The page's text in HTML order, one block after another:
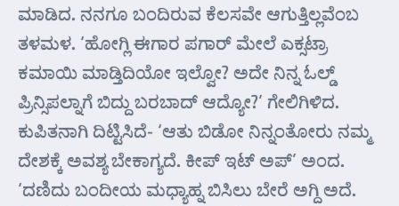
ಮಾಡಿದ. ನನಗೂ ಬಂದಿರುವ ಕೆಲಸವೇ ಆಗುತ್ತಿಲ್ಲವೆಂಬ
ತಳಮಳ. ‘ಹೋಗ್ಲಿ ಈಗಾರ ಪಗಾರ್ ಮೇಲೆ ಎಕ್ಸಟ್ರಾ
ಕಮಾಯಿ ಮಾಡ್ತಿದಿಯೋ ಇಲ್ವೋ? ಅದೇ ನಿನ್ನ ಓಲ್ಡ್
ಪ್ರಿನ್ಸಿಪಲ್ನಾಗೆ ಬಿದ್ದು ಬರಬಾದ್ ಆದ್ಯೋ?’ ಗೇಲಿಗಿಳಿದ.
ಕುಪಿತನಾಗಿ ದಿಟ್ಟಿಸಿದೆ- ‘ಆತು ಬಿಡೋ ನಿನ್ನಂತೋರು ನಮ್ಮ
ದೇಶಕ್ಕೆ ಅವಶ್ಯ ಬೇಕಾಗ್ಯದೆ. ಕೀಪ್ ಇಟ್ ಅಪ್’ ಅಂದ.
‘ದಣಿದು ಬಂದೀಯ ಮಧ್ಯಾಹ್ನ ಬಿಸಿಲು ಬೇರೆ ಅಗ್ದಿ ಅದೆ.